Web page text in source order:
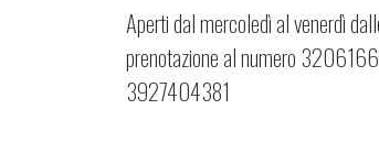
Aperti dal mercoledì al venerdì
prenotazione al numero
3927404381